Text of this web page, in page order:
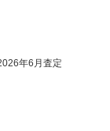
年6月査定